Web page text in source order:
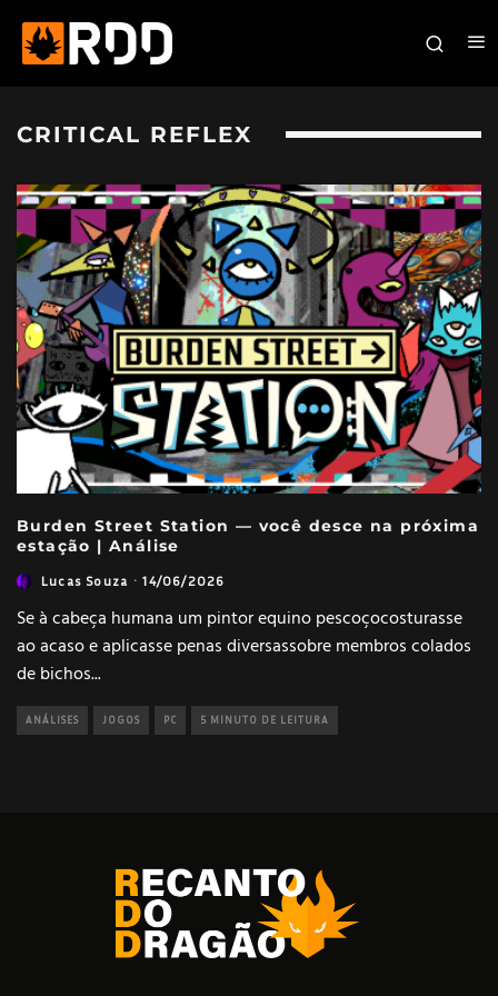
CRITICAL REFLEX
Burden Street Station — você desce na próxima
estação | Análise
Lucas Souza · 14/06/2026
Se à cabeça humana um pintor equino pescoçocosturasse
ao acaso e aplicasse penas diversassobre membros colados
de bichos...
ANÁLISES JOGOS PC 5 MINUTO DE LEITURA